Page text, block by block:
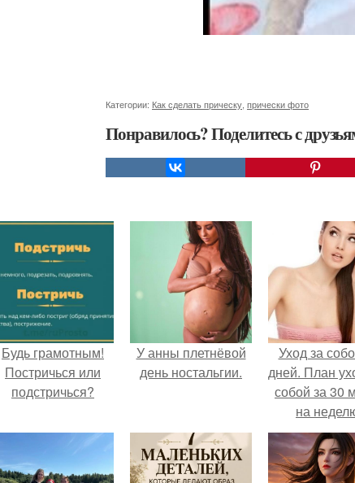
Категории: Как сделать прическу прически фото
Понравилось? Поделитесь с
Будь грамотным!
Постричься или
подстричься?
У анны плетнёвой
день ностальгии.
Уход за
дней. План
собой за 30
на